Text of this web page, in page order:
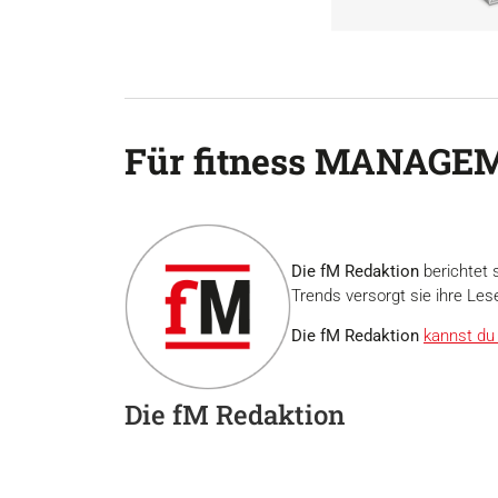
Für fitness
Die fM Redaktion
Die fM Redaktion berichtet
Trends versorgt sie ihre
Die fM Redaktion kannst